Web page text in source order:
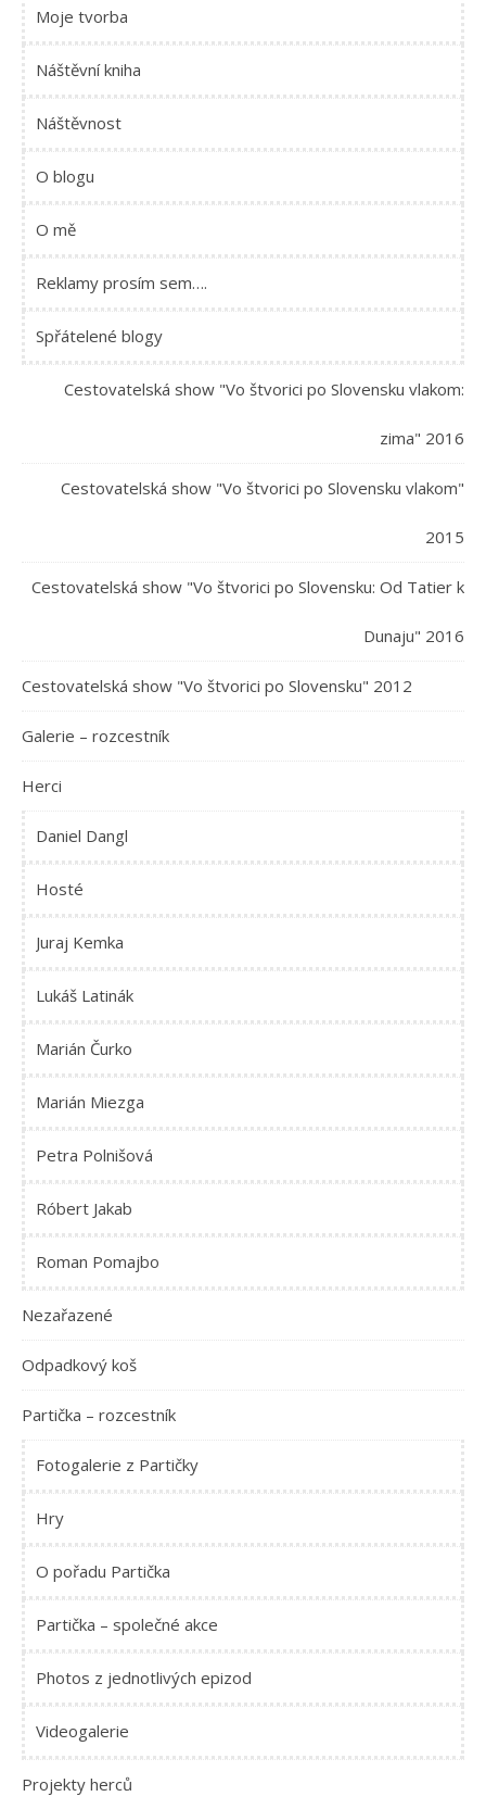
Moje tvorba
Náštěvní kniha
Náštěvnost
O blogu
O mě
Reklamy prosím sem….
Spřátelené blogy
Cestovatelská show "Vo štvorici po Slovensku vlakom:
zima" 2016
Cestovatelská show "Vo štvorici po Slovensku vlakom"
2015
Cestovatelská show "Vo štvorici po Slovensku: Od Tatier k
Dunaju" 2016
Cestovatelská show "Vo štvorici po Slovensku" 2012
Galerie – rozcestník
Herci
Daniel Dangl
Hosté
Juraj Kemka
Lukáš Latinák
Marián Čurko
Marián Miezga
Petra Polnišová
Róbert Jakab
Roman Pomajbo
Nezařazené
Odpadkový koš
Partička – rozcestník
Fotogalerie z Partičky
Hry
O pořadu Partička
Partička – společné akce
Photos z jednotlivých epizod
Videogalerie
Projekty herců